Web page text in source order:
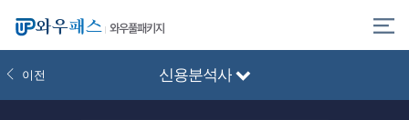
와우풀패키지
신용분석사
이전